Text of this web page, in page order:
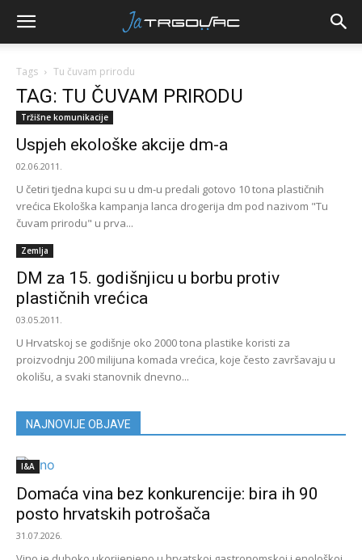
Tags Tu čuvam prirodu
TAG: TU ČUVAM PRIRODU
Tržišne komunikacije
Uspjeh ekološke akcije dm-a
02.06.2011.
U četiri tjedna kupci su u dm-u predali gotovo 10 tona plastičnih
vrećica Ekološka kampanja lanca drogerija dm pod nazivom "Tu
čuvam prirodu" u prva...
Zemlja
DM za 15. godišnjicu u borbu protiv
plastičnih vrećica
03.05.2011.
U Hrvatskoj se godišnje oko 2000 tona plastike koristi za
proizvodnju 200 milijuna komada vrećica, koje često završavaju u
okolišu, a svaki stanovnik dnevno...
NAJNOVIJE OBJAVE
I&A
Domaća vina bez konkurencije: bira ih 90
posto hrvatskih potrošača
31.07.2026.